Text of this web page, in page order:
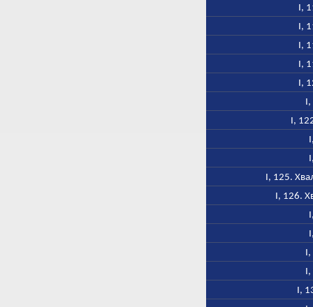
I,
I,
I,
I,
I,
I,
I, 125.
I, 126.
I,